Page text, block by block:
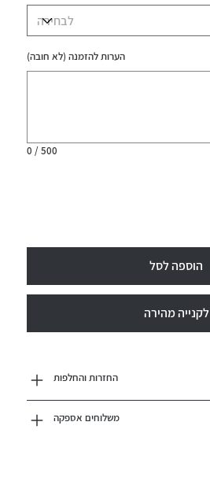
הערות להזמנה (לא חובה)
0 / 500
הוספה לסל
לקנייה מהירה
החזרות והחלפות
משלוחים אספקה